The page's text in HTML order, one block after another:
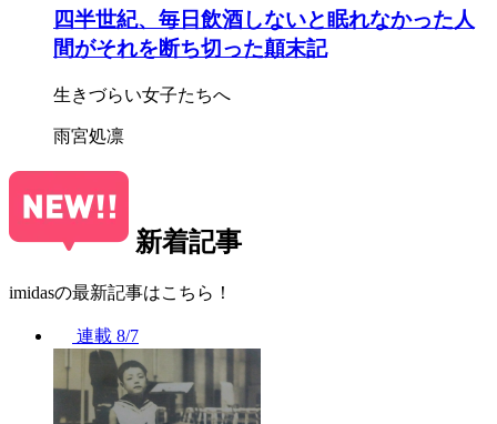
四半世紀、毎日飲酒しないと眠れなかった人
間がそれを断ち切った顛末記
生きづらい女子たちへ
雨宮処凛
新着記事
imidasの最新記事はこちら！
連載 8/7